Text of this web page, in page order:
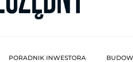
PORADNIK INWESTORA